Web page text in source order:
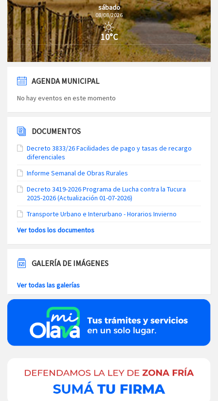
sábado
08/08/2026
10°C
AGENDA MUNICIPAL
No hay eventos en este momento
DOCUMENTOS
Decreto 3833/26 Facilidades de pago y tasas de recargo
diferenciales
Informe Semanal de Obras Rurales
Decreto 3419-2026 Programa de Lucha contra la Tucura
2025-2026 (Actualización 01-07-2026)
Transporte Urbano e Interurbano - Horarios Invierno
Ver todos los documentos
GALERÍA DE IMÁGENES
Ver todas las galerías